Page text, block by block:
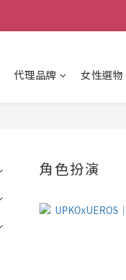
代理品牌 女性選物
角色扮演